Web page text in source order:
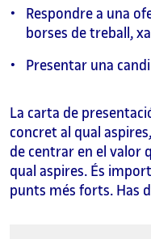
Respondre a una
borses de treball,
Presentar una
La carta de
concret al qual
de centrar en el valor
qual aspires. És
punts més forts. Has